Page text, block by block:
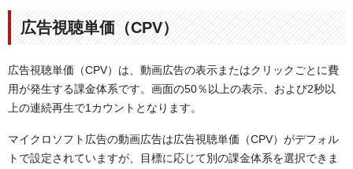
広告視聴単価（CPV）
広告視聴単価（CPV）は、動画広告の表示またはクリックごとに費
用が発生する課金体系です。画面の50％以上の表示、および2秒以
上の連続再生で1カウントとなります。
マイクロソフト広告の動画広告は広告視聴単価（CPV）がデフォル
トで設定されていますが、目標に応じて別の課金体系を選択できま